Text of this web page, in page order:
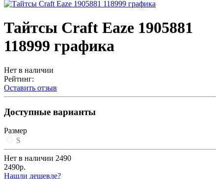
Тайтсы Craft Eaze 1905881
118999 графика
Нет в наличии
Рейтинг:
Оставить отзыв
Доступные варианты
Размер
S
Нет в наличии 2490
2490р.
Нашли дешевле?